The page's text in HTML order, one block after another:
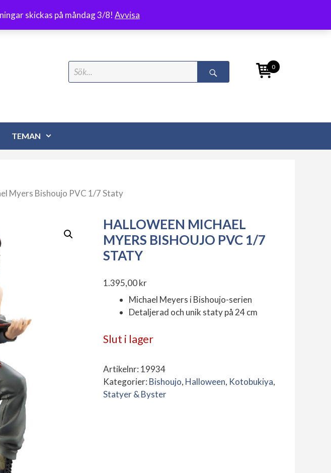
skickas på måndag 3/8! Avvisa
Search
for:
0
TEMAN
Myers Bishoujo PVC 1/7 Staty
HALLOWEEN MICHAEL
MYERS BISHOUJO PVC 1/7
STATY
1.395,00kr
Michael Meyers i Bishoujo-serien
Detaljerad och unik staty på 24 cm
Slut i lager
Artikelnr: 19934
Kategorier: Bishoujo, Halloween, Kotobukiya,
Statyer & Byster